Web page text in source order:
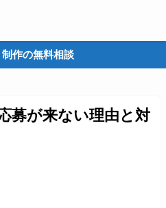
作の無料相談
募が来ない理由と対